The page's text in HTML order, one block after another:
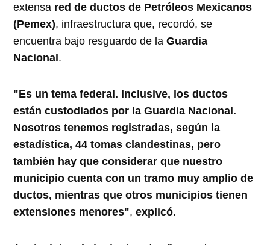
extensa red de ductos de Petróleos Mexicanos
(Pemex), infraestructura que, recordó, se
encuentra bajo resguardo de laGuardia
Nacional.
"Es un tema federal. Inclusive, los ductos
están custodiados por la Guardia Nacional.
Nosotros tenemos registradas, según la
estadística, 44 tomas clandestinas, pero
también hay que considerar que nuestro
municipio cuenta con un tramo muy amplio de
ductos, mientras que otros municipios tienen
extensiones menores",explicó.